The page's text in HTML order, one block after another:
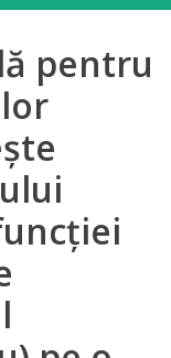
pentru